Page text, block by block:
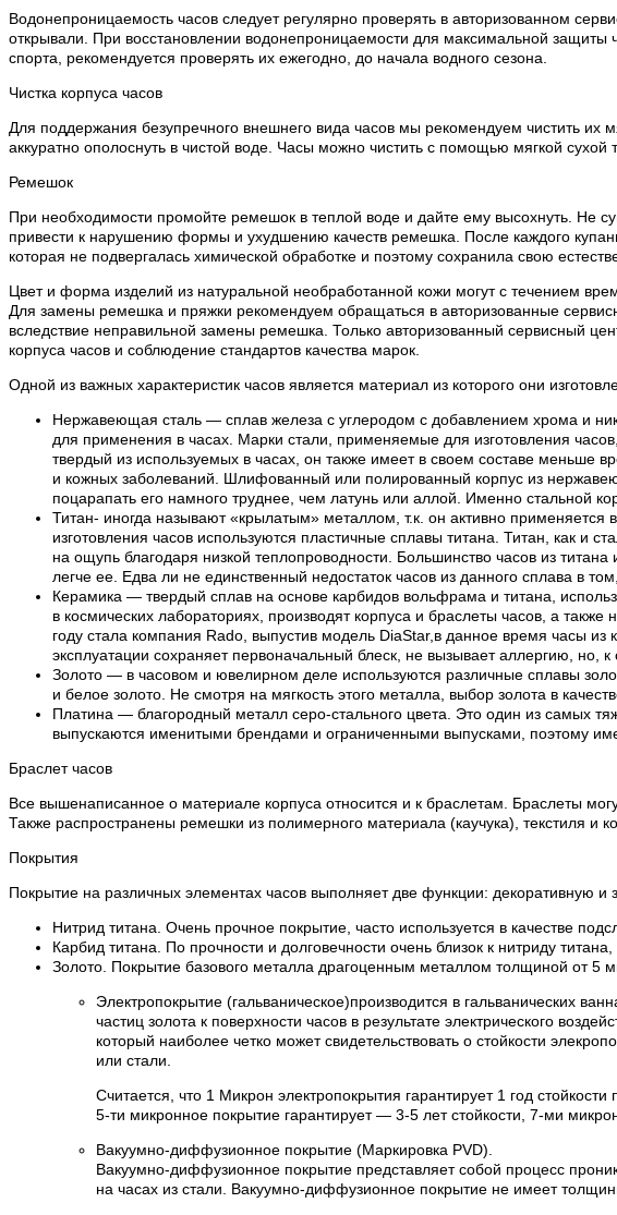
Водонепроницаемость часов следует регулярно проверять в авторизованном
открывали. При восстановлении водонепроницаемости для максимальной
спорта, рекомендуется проверять их ежегодно, до начала водного сезона.
Чистка корпуса часов
Для поддержания безупречного внешнего вида часов мы рекомендуем чистить
аккуратно ополоснуть в чистой воде. Часы можно чистить с помощью мягкой сухой
Ремешок
При необходимости промойте ремешок в теплой воде и дайте ему высохнуть. Не
привести к нарушению формы и ухудшению качеств ремешка. После каждого
которая не подвергалась химической обработке и поэтому сохранила свою
Цвет и форма изделий из натуральной необработанной кожи могут с течением
Для замены ремешка и пряжки рекомендуем обращаться в авторизованные
вследствие неправильной замены ремешка. Только авторизованный сервисный
корпуса часов и соблюдение стандартов качества марок.
Одной из важных характеристик часов является материал из которого они
Нержавеющая сталь — сплав железа с углеродом с добавлением хрома и
для применения в часах. Марки стали, применяемые для изготовления
твердый из используемых в часах, он также имеет в своем составе меньше
и кожных заболеваний. Шлифованный или полированный корпус из
поцарапать его намного труднее, чем латунь или аллой. Именно стальной
Титан- иногда называют «крылатым» металлом, т.к. он активно
изготовления часов используются пластичные сплавы титана. Титан, как и
на ощупь благодаря низкой теплопроводности. Большинство часов из
легче ее. Едва ли не единственный недостаток часов из данного сплава в
Керамика — твердый сплав на основе карбидов вольфрама и титана,
в космических лабораториях, производят корпуса и браслеты часов, а
году стала компания Rado, выпустив модель DiaStar,в данное время часы
эксплуатации сохраняет первоначальный блеск, не вызывает аллергию, но, к
Золото — в часовом и ювелирном деле используются различные сплавы
и белое золото. Не смотря на мягкость этого металла, выбор золота в
Платина — благородный металл серо-стального цвета. Это один из самых
выпускаются именитыми брендами и ограниченными выпусками, поэтому
Браслет часов
Все вышенаписанное о материале корпуса относится и к браслетам. Браслеты
Также распространены ремешки из полимерного материала (каучука), текстиля и
Покрытия
Покрытие на различных элементах часов выполняет две функции: декоративную
Нитрид титана. Очень прочное покрытие, часто используется в качестве
Карбид титана. По прочности и долговечности очень близок к нитриду
Золото. Покрытие базового металла драгоценным металлом толщиной от 5
Электропокрытие (гальваническое)производится в гальванических
частиц золота к поверхности часов в результате электрического
который наиболее четко может свидетельствовать о стойкости
или стали.
Считается, что 1 Микрон электропокрытия гарантирует 1 год
5-ти микронное покрытие гарантирует — 3-5 лет стойкости, 7-ми
Вакуумно-диффузионное покрытие (Маркировка PVD).
Вакуумно-диффузионное покрытие представляет собой процесс
на часах из стали. Вакуумно-диффузионное покрытие не имеет